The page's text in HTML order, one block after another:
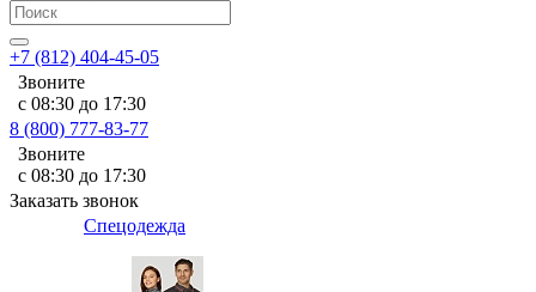
+7 (812) 404-45-05
Звоните
с 08:30 до 17:30
8 (800) 777-83-77
Звоните
с 08:30 до 17:30
Заказать звонок
Спецодежда